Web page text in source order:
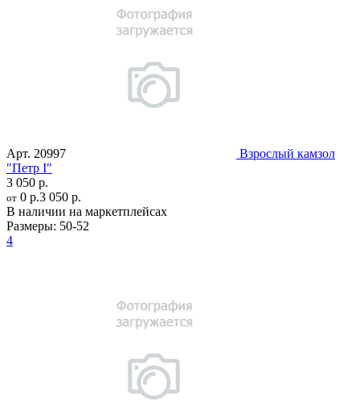
Арт. 20997
Взрослый камзол
"Петр I"
3 050 р.
от 0 р.3 050 р.
В наличии на маркетплейсах
Размеры: 50-52
4